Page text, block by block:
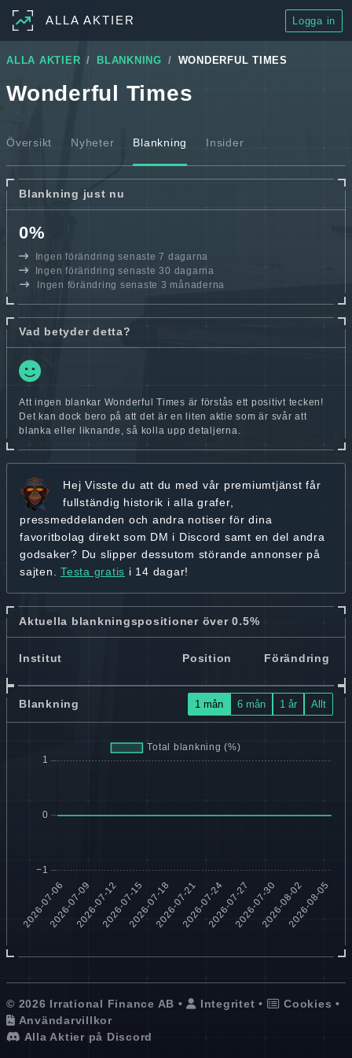
ALLA AKTIER Logga in
ALLA AKTIER BLANKNING WONDERFUL TIMES
Wonderful Times
Översikt Nyheter Blankning Insider
Blankning just nu
0%
Ingen förändring senaste 7 dagarna
Ingen förändring senaste 30 dagarna
Ingen förändring senaste 3 månaderna
Vad betyder detta?
Att ingen blankar Wonderful Times är förstås ett positivt tecken!
Det kan dock bero på att det är en liten aktie som är svår att
blanka eller liknande, så kolla upp detaljerna.
Hej Visste du att du med vår premiumtjänst får
fullständig historik i alla grafer,
pressmeddelanden och andra notiser för dina
favoritbolag direkt som DM i Discord samt en del andra
godsaker? Du slipper dessutom störande annonser på
sajten. Testa gratis i 14 dagar!
Aktuella blankningspositioner över 0.5%
Institut Position Förändring
Blankning 1 mån 6 mån 1 år Allt
© 2026 Irrational Finance AB • Integritet • Cookies •
Användarvillkor
Alla Aktier på Discord